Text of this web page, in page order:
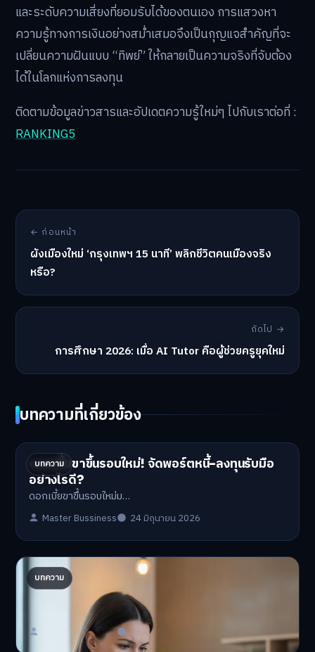
และระดับความเสี่ยงที่ยอมรับได้ของตนเอง การแสวงหา
ความรู้ทางการเงินอย่างสม่ำเสมอจึงเป็นกุญแจสำคัญที่จะ
เปลี่ยนความฝันแบบ “ทิพย์” ให้กลายเป็นความจริงที่จับต้อง
ได้ในโลกแห่งการลงทุน
ติดตามข้อมูลข่าวสารและอัปเดตความรู้ใหม่ๆ ไปกับเราต่อที่ :
RANKING5
← ก่อนหน้า
ผังเมืองใหม่ ‘กรุงเทพฯ 15 นาที’ พลิกชีวิตคนเมืองจริง
หรือ?
ถัดไป →
การศึกษา 2026: เมื่อ AI Tutor คือผู้ช่วยครูยุคใหม่
บทความที่เกี่ยวข้อง
บทความ
ดอกเบี้ยขาขึ้นรอบใหม่! จัดพอร์ตหนี้-ลงทุนรับมือ
อย่างไรดี?
ดอกเบี้ยขาขึ้นรอบใหม่ม…
Master Bussiness 24 มิถุนายน 2026
บทความ
ปรับพอร์ตรับ ‘เงินดิจิทัล 2.0’ จัดสรรงบอย่างไรไม่
ให้พัง
'เงินดิจิทัล 2.0' มาแล…
Master Bussiness 23 มิถุนายน 2026